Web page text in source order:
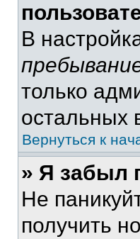
В
только
остальных
Вернуться к
» Я забыл
Не
получить